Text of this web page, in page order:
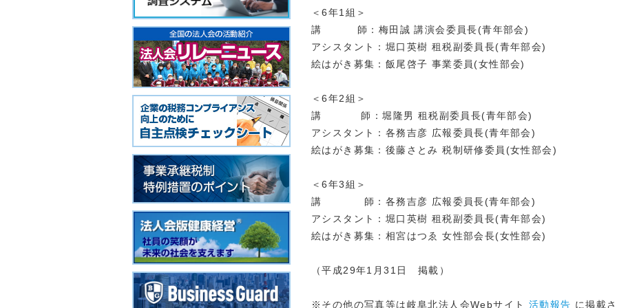
＜6年1組＞
講 師：梅田誠 講演会委員長(青年部会)
アシスタント：堀口英樹 租税副委員長(青年部会)
絵はがき募集：飯尾啓子 事業委員(女性部会)
＜6年2組＞
講 師：堀隆男 租税副委員長(青年部会)
アシスタント：各務吉彦 広報委員長(青年部会)
絵はがき募集：後藤さとみ 税制研修委員(女性部会)
＜6年3組＞
講 師：各務吉彦 広報委員長(青年部会)
アシスタント：堀口英樹 租税副委員長(青年部会)
絵はがき募集：相宮はつゑ 女性部会長(女性部会)
（平成29年1月31日 掲載）
※その他の写真等は岐阜北法人会Webサイト 活動報告 に掲載